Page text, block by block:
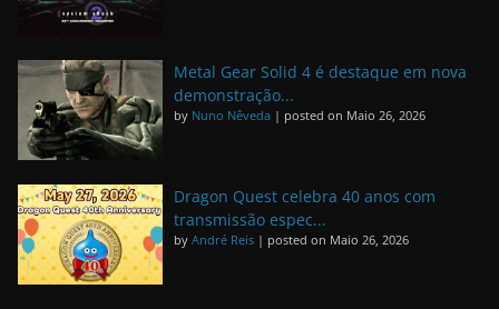
Metal Gear Solid 4 é destaque em nova
demonstração...
by Nuno Nêveda | posted on Maio 26, 2026
Dragon Quest celebra 40 anos com
transmissão espec...
by André Reis | posted on Maio 26, 2026